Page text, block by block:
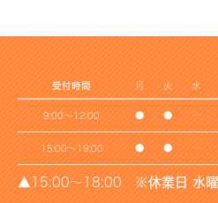
受付時間 月 火 水
9:00～12:00 ● ● ー
15:00～19:00 ● ● ー
▲15:00～18:00 ※休業日 水